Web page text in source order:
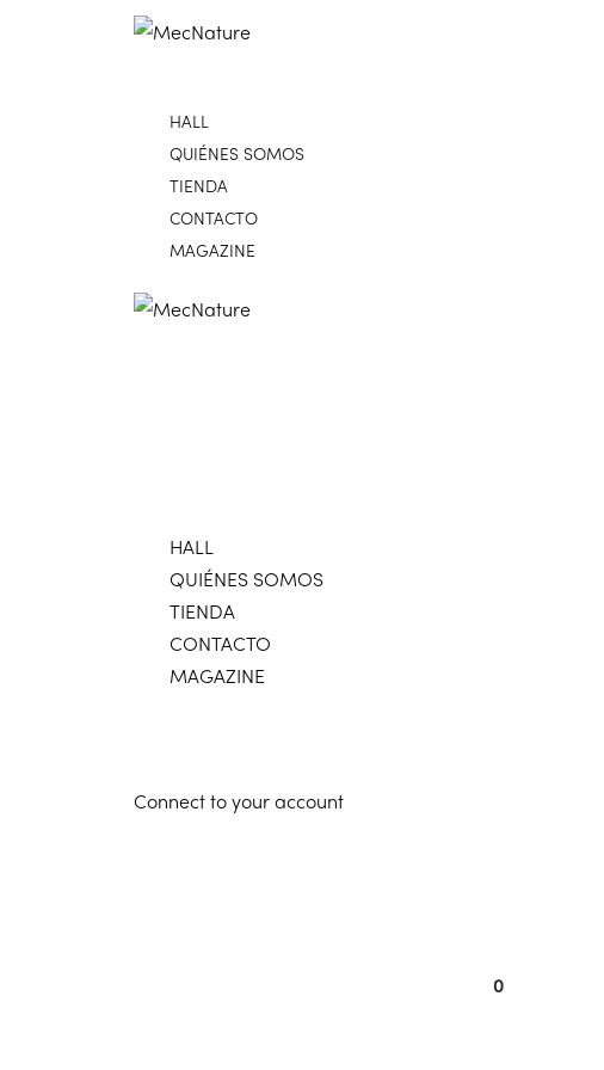
HALL
QUIÉNES SOMOS
TIENDA
CONTACTO
MAGAZINE
HALL
QUIÉNES SOMOS
TIENDA
CONTACTO
MAGAZINE
Connect to your account
0